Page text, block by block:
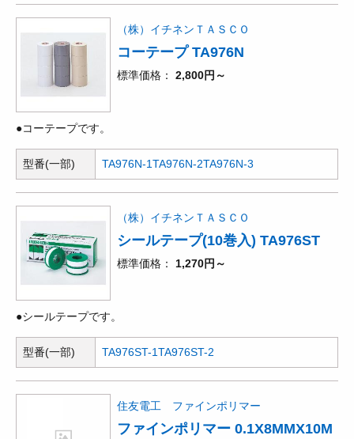
（株）イチネンＴＡＳＣＯ
コーテープ TA976N
標準価格 2,800円～
●コーテープです。
型番(一部) TA976N-1TA976N-2TA976N-3
（株）イチネンＴＡＳＣＯ
シールテープ(10巻入) TA976ST
標準価格 1,270円～
●シールテープです。
型番(一部) TA976ST-1TA976ST-2
住友電工 ファインポリマー
ファインポリマー 0.1X8MMX10M